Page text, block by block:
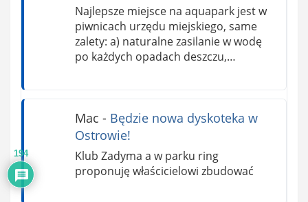
Najlepsze miejsce na aquapark jest w
piwnicach urzędu miejskiego, same
zalety: a) naturalne zasilanie w wodę
po każdych opadach deszczu,…
Mac - Będzie nowa dyskoteka w
Ostrowie!
Klub Zadyma a w parku ring
proponuję właścicielowi zbudować
194